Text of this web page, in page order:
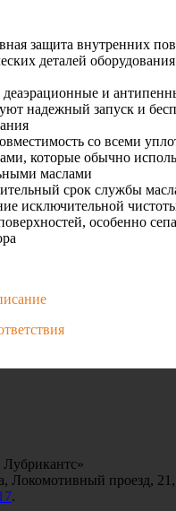
защита внутренних
деталей
и
надежный запуск и
со всеми
которые обычно
маслами
срок службы
исключительной
особенно
Локомотивный проезд,
.